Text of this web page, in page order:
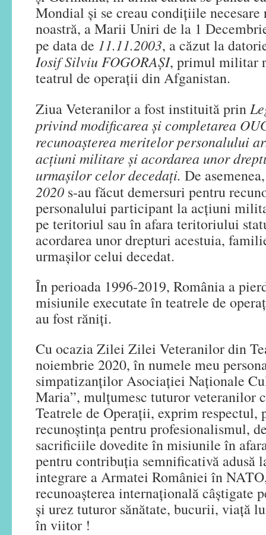
Mondial şi se creau condiţiile
noastră, a Marii Uniri de la 1
pe data de 11.11.2003, a căzut la
Iosif Silviu FOGORAŞI, primul militar
teatrul de operaţii din Afganistan.
Ziua Veteranilor a fost instituită prin
privind modificarea şi completarea
recunoaşterea meritelor personalului
acţiuni militare şi acordarea unor
urmaşilor celor decedaţi. De
2020 s-au făcut demersuri pentru
personalului participant la acţiuni
pe teritoriul sau în afara teritoriului
acordarea unor drepturi acestuia,
urmaşilor celui decedat.
În perioada 1996-2019, România a
misiunile executate în teatrele de
au fost răniţi.
Cu ocazia Zilei Zilei Veteranilor din
noiembrie 2020, în numele meu
simpatizanților Asociației Naționale
Maria”, mulțumesc tuturor veteranilor
Teatrele de Operații, exprim respectul,
recunoștința pentru profesionalismul,
sacrificiile dovedite în misiunile în
pentru contribuția semnificativă adusă
integrare a Armatei României în
recunoașterea internațională câștigate
și urez tuturor sănătate, bucurii, viață
în viitor !